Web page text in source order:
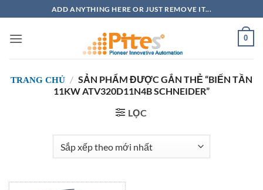
qua
nội
ADD ANYTHING HERE OR JUST REMOVE IT...
0
TRANG CHỦ / SẢN PHẨM ĐƯỢC GẮN THẺ “BIẾN TẦN
11KW ATV320D11N4B SCHNEIDER”
LỌC